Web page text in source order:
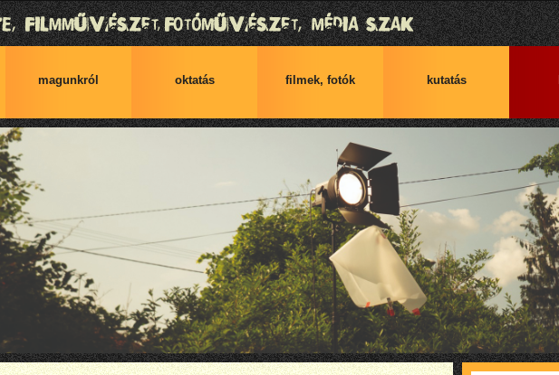
magunkról oktatás filmek, fotók kutatás